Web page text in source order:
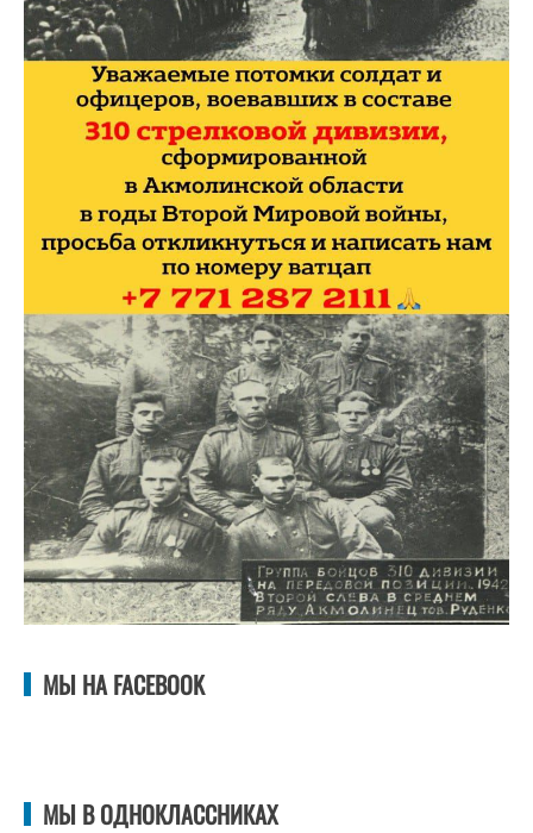
МЫ НА FACEBOOK
МЫ В ОДНОКЛАССНИКАХ